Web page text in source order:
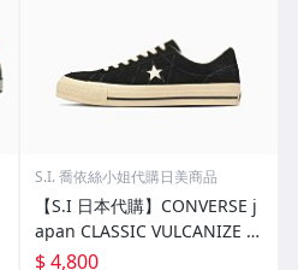
S.I. 喬依絲小姐代購日美商品
【S.I 日本代購】CONVERSE j
apan CLASSIC VULCANIZE O
NE STAR AGED SUEDE AG
$ 4,800